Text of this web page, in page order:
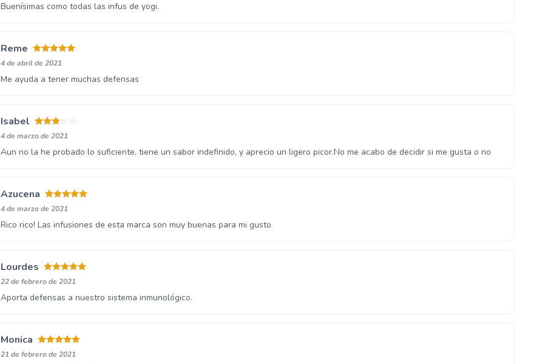
Buenísimas como todas las infus de yogi.
Reme
4 de abril de 2021
Me ayuda a tener muchas defensas
Isabel
4 de marzo de 2021
Aun no la he probado lo suficiente, tiene un sabor indefinido, y aprecio un ligero picor.No me acabo de decidir si me gusta o no
Azucena
4 de marzo de 2021
Rico rico! Las infusiones de esta marca son muy buenas para mi gusto
Lourdes
22 de febrero de 2021
Aporta defensas a nuestro sistema inmunológico.
Monica
21 de febrero de 2021